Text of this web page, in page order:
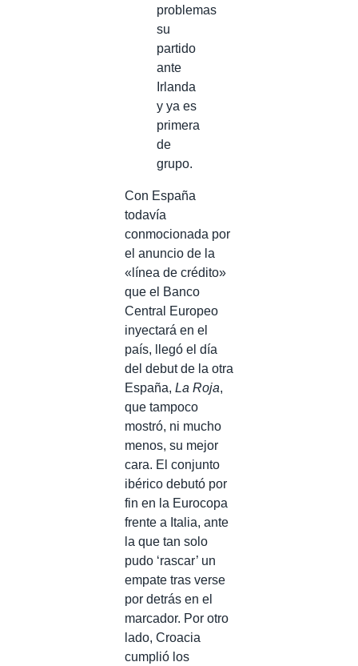
problemas
su
partido
ante
Irlanda
y ya es
primera
de
grupo.
Con España
todavía
conmocionada por
el anuncio de la
«línea de crédito»
que el Banco
Central Europeo
inyectará en el
país, llegó el día
del debut de la otra
España, La Roja,
que tampoco
mostró, ni mucho
menos, su mejor
cara. El conjunto
ibérico debutó por
fin en la Eurocopa
frente a Italia, ante
la que tan solo
pudo ‘rascar’ un
empate tras verse
por detrás en el
marcador. Por otro
lado, Croacia
cumplió los